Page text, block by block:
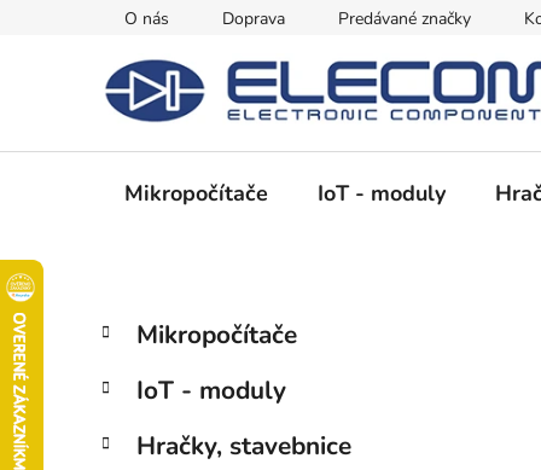
O nás Doprava Predávané značky
Mikropočítače IoT - moduly
B
č
ý
Preskočiť
kategórie
K
a
e
ó
Mikropočítače
IoT - moduly
Hračky, stavebnice